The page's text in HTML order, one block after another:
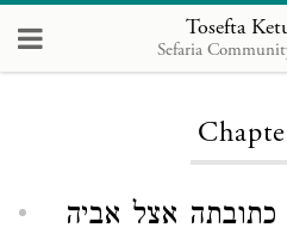
Tosefta
Sefaria
אצל אביה